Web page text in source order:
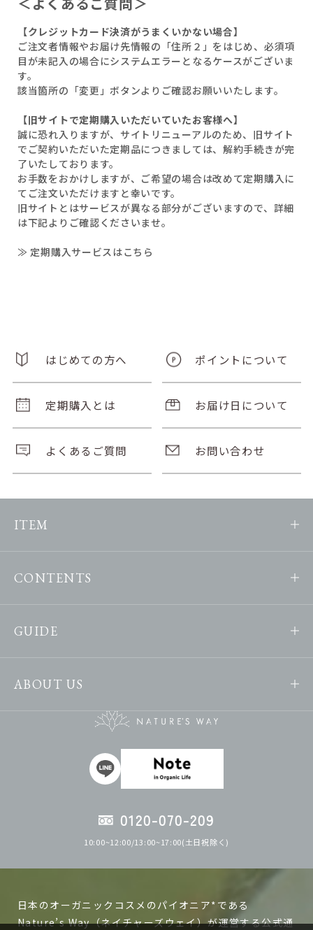
【クレジットカード決済がうまくいかない場合】
ご注文者情報やお届け先情報の「住所２」をはじめ、必須項
目が未記入の場合にシステムエラーとなるケースがございま
す。
該当箇所の「変更」ボタンよりご確認お願いいたします。
【旧サイトで定期購入いただいていたお客様へ】
誠に恐れ入りますが、サイトリニューアルのため、旧サイト
でご契約いただいた定期品につきましては、解約手続きが完
了いたしております。
お手数をおかけしますが、ご希望の場合は改めて定期購入に
てご注文いただけますと幸いです。
旧サイトとはサービスが異なる部分がございますので、詳細
は下記よりご確認くださいませ。
≫ 定期購入サービスはこちら
はじめての方へ ポイントについて
定期購入とは お届け日について
よくあるご質問 お問い合わせ
ITEM
CONTENTS
GUIDE
ABOUT US
0120-070-209
10:00~12:00/13:00~17:00(土日祝除く)
日本のオーガニックコスメのパイオニア*である
Nature’s Way（ネイチャーズウェイ）が運営する公式通